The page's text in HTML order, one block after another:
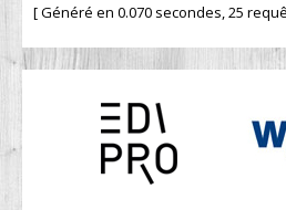
[ Généré en 0.070 secondes, 25